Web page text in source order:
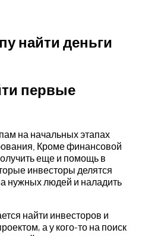
найти деньги
первые
на начальных этапах
Кроме финансовой
еще и помощь в
инвесторы делятся
нужных людей и наладить
найти инвесторов и
а у кого-то на поиск